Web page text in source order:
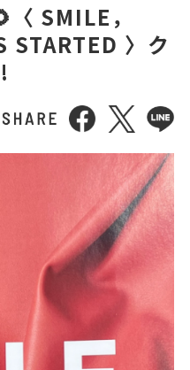
SMILE，
STARTED 〉ク